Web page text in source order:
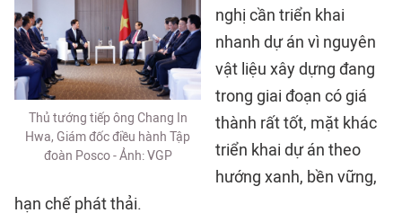
Thủ tướng tiếp ông Chang In
Hwa, Giám đốc điều hành Tập
đoàn Posco - Ảnh: VGP
nghị cần triển khai
nhanh dự án vì nguyên
vật liệu xây dựng đang
trong giai đoạn có giá
thành rất tốt, mặt khác
triển khai dự án theo
hướng xanh, bền vững,
hạn chế phát thải.